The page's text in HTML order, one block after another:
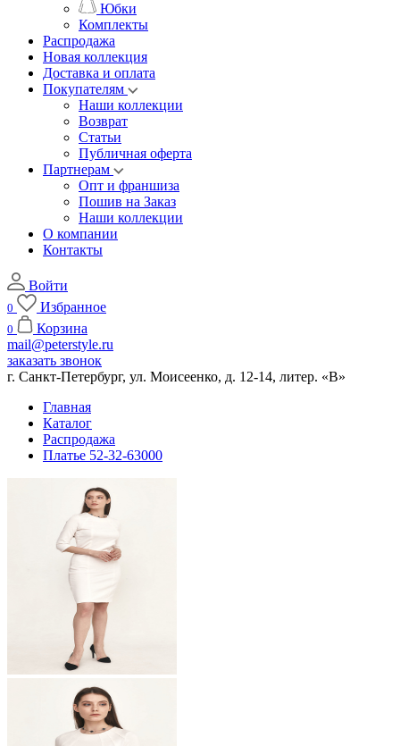
Юбки
Комплекты
Распродажа
Новая коллекция
Доставка и оплата
Покупателям
Наши коллекции
Возврат
Статьи
Публичная оферта
Партнерам
Опт и франшиза
Пошив на Заказ
Наши коллекции
О компании
Контакты
Войти
0 Избранное
0
Корзина
mail@peterstyle.ru
заказать звонок
г. Санкт-Петербург, ул. Моисеенко, д. 12-14, литер. «В»
Главная
Каталог
Распродажа
Платье 52-32-63000